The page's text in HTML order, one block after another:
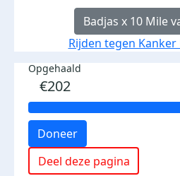
Badjas x 10 Mile
Rijden tegen
Opgehaald
€202
Doneer
Deel deze pagina